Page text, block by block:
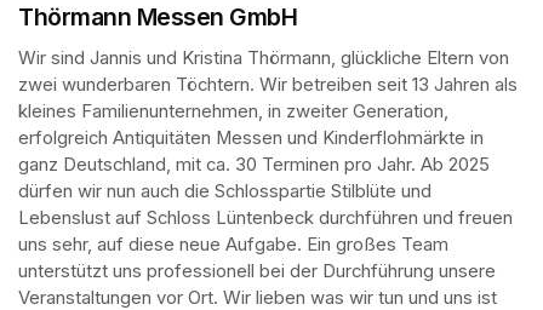
Thörmann Messen GmbH
Wir sind Jannis und Kristina Thörmann, glückliche Eltern von
zwei wunderbaren Töchtern. Wir betreiben seit 13 Jahren als
kleines Familienunternehmen, in zweiter Generation,
erfolgreich Antiquitäten Messen und Kinderflohmärkte in
ganz Deutschland, mit ca. 30 Terminen pro Jahr. Ab 2025
dürfen wir nun auch die Schlosspartie Stilblüte und
Lebenslust auf Schloss Lüntenbeck durchführen und freuen
uns sehr, auf diese neue Aufgabe. Ein großes Team
unterstützt uns professionell bei der Durchführung unsere
Veranstaltungen vor Ort. Wir lieben was wir tun und uns ist